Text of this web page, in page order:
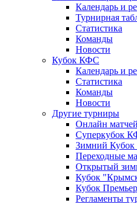
Календарь и
Турнирная
Статистика
Команды
Новости
Кубок КФС
Календарь и
Статистика
Команды
Новости
Другие турниры
Онлайн матчей
Суперкубок
Зимний
Переходные
Открытый
Кубок
Кубок
Регламенты